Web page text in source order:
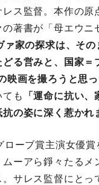
ス監督。本作の
著書が「⺟エウ
ァ家の探求は、そ
る営みと、国家
画を撮ろうと思っ
も
「運命に抗い
の姿に深く惹かれ
ローブ賞主演⼥優
ーアら錚々たる
サレス監督にとっ